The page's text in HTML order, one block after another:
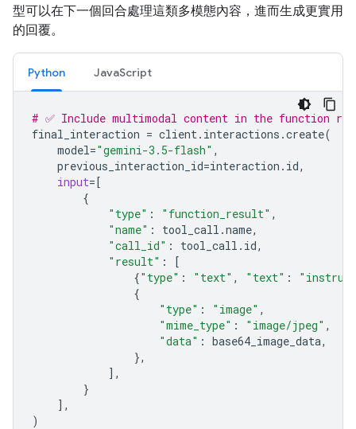
型可以在下一個回合處理這類多模態內容，進而生成更實用
的回覆。
Python JavaScript
# ✅ Include multimodal content in the function
final_interaction = client. interactions .create(
model="gemini-3.5-flash" ,
previous_interaction_id=interaction . id,
input=[
{
"type" : "function_result" ,
"name" : tool_call .name,
"call_id" : tool_call . id,
"result" :
[
{"type" : "text" , "text" :
{
"type" : "image" ,
"mime_type" : "image/jpeg" ,
"data" : base64_image_data,
},
],
}
],
)